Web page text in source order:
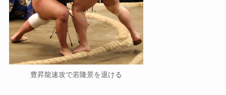
豊昇龍速攻で若隆景を退ける